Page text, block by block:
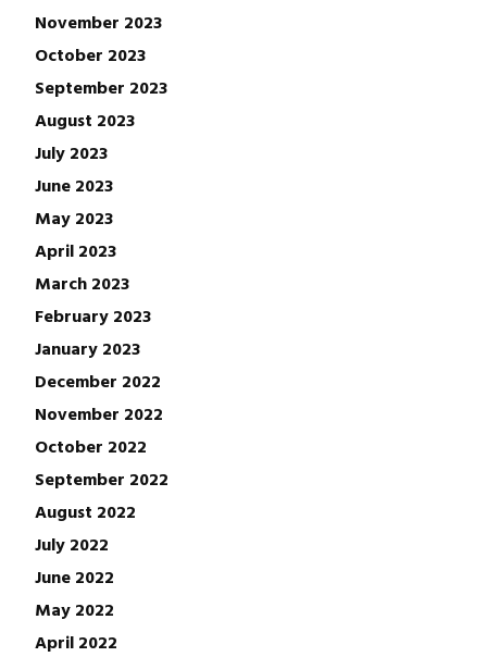
November 2023
October 2023
September 2023
August 2023
July 2023
June 2023
May 2023
April 2023
March 2023
February 2023
January 2023
December 2022
November 2022
October 2022
September 2022
August 2022
July 2022
June 2022
May 2022
April 2022